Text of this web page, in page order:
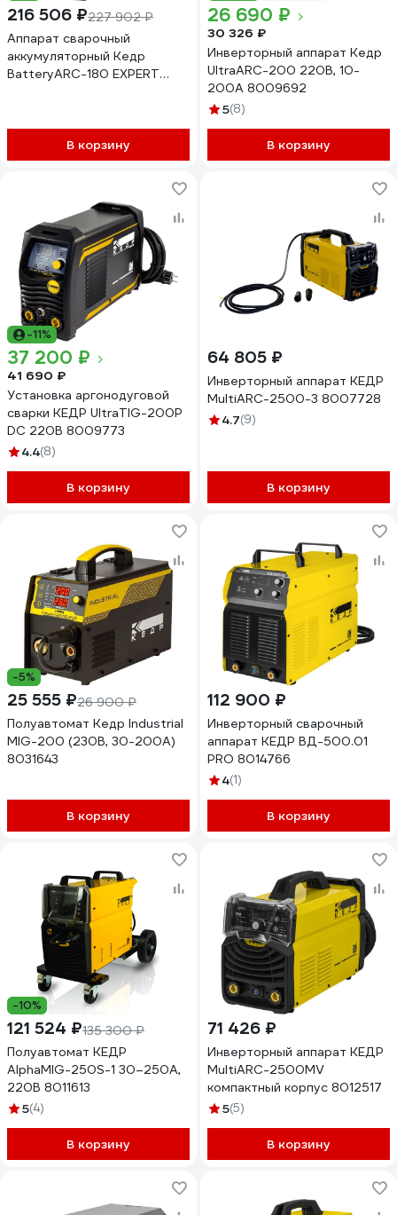
216 506 ₽227 902 ₽
Аппарат сварочный
аккумуляторный Кедр
BatteryARC-180 EXPERT
В корзину
26 690 ₽
30 326 ₽
Инверторный аппарат Кедр
UltraARC-200 220В, 10-
200А 8009692
5(8)
В корзину
-11%
37 200 ₽
41 690 ₽
Установка аргонодуговой
сварки КЕДР UltraTIG-200P
DC 220В 8009773
4.4(8)
В корзину
64 805 ₽
Инверторный аппарат КЕДР
MultiARC-2500-3 8007728
4.7(9)
В корзину
-5%
25 555 ₽26 900 ₽
Полуавтомат Кедр Industrial
MIG-200 (230В, 30-200А)
8031643
В корзину
112 900 ₽
Инверторный сварочный
аппарат КЕДР ВД-500.01
PRO 8014766
4(1)
В корзину
-10%
121 524 ₽135 300 ₽
Полуавтомат КЕДР
AlphaMIG-250S-1 30–250А,
220В 8011613
5(4)
В корзину
71 426 ₽
Инверторный аппарат КЕДР
MultiARC-2500MV
компактный корпус 8012517
5(5)
В корзину